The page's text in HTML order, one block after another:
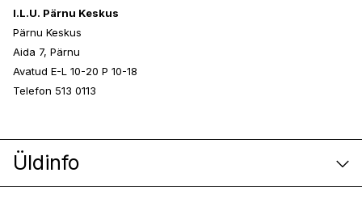
I.L.U. Pärnu Keskus
Pärnu Keskus
Aida 7, Pärnu
Avatud E-L 10-20 P 10-18
Telefon 513 0113
Üldinfo